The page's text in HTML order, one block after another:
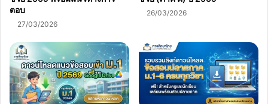
ตอบ
27/03/2026
26/03/2026